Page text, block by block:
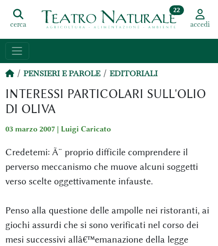
cerca
22
accedi
PENSIERI E PAROLE EDITORIALI
INTERESSI PARTICOLARI SULL'OLIO
DI OLIVA
03 marzo 2007 | Luigi Caricato
Credetemi: Ã¨ proprio difficile comprendere il
perverso meccanismo che muove alcuni soggetti
verso scelte oggettivamente infauste.
Penso alla questione delle ampolle nei ristoranti, ai
giochi assurdi che si sono verificati nel corso dei
mesi successivi allâ€™emanazione della legge